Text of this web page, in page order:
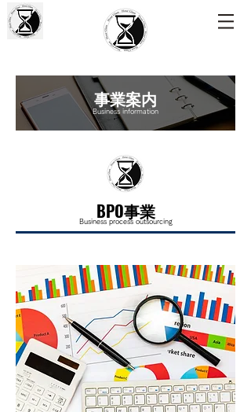
Business information
事業案内
BPO事業
Business process outsourcing